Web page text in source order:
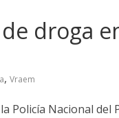
droga
, Vraem
Policía Nacional del